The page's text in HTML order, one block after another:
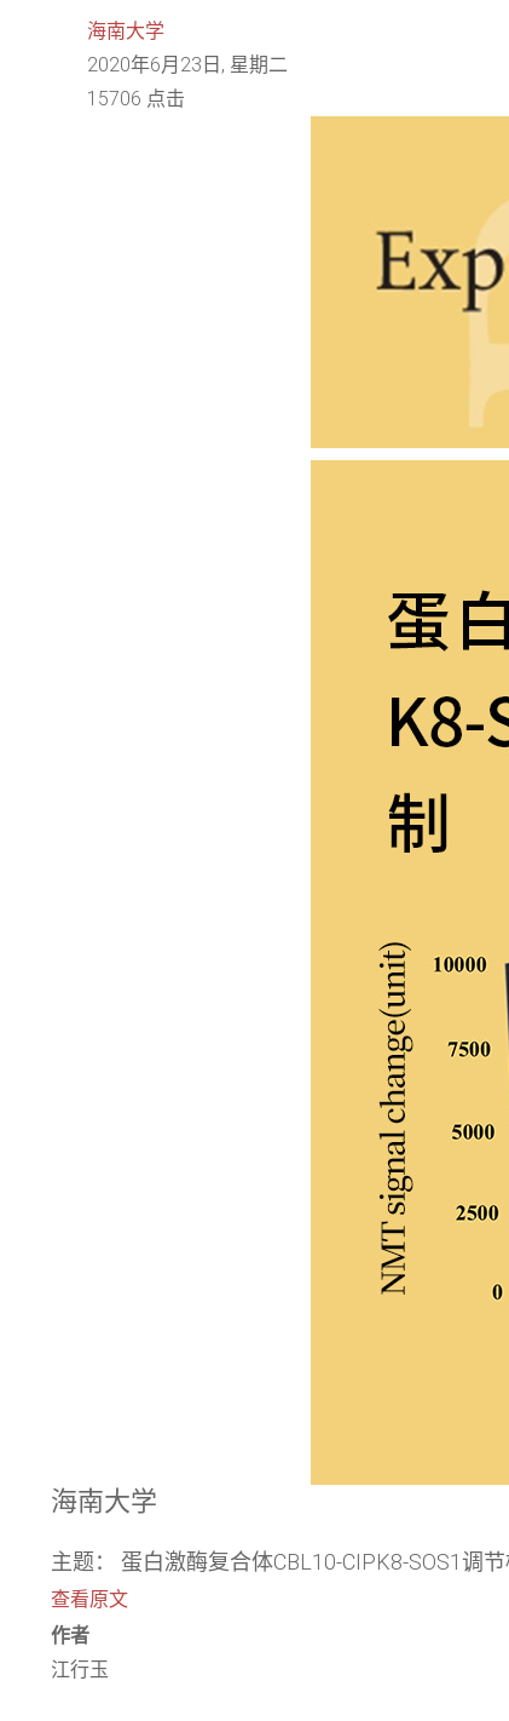
海南大学
2020年6月23日, 星期二
15706 点击
海南大学
主题： 蛋白激酶复合体CBL10-CIPK8-SOS1调
查看原文
作者
江行玉